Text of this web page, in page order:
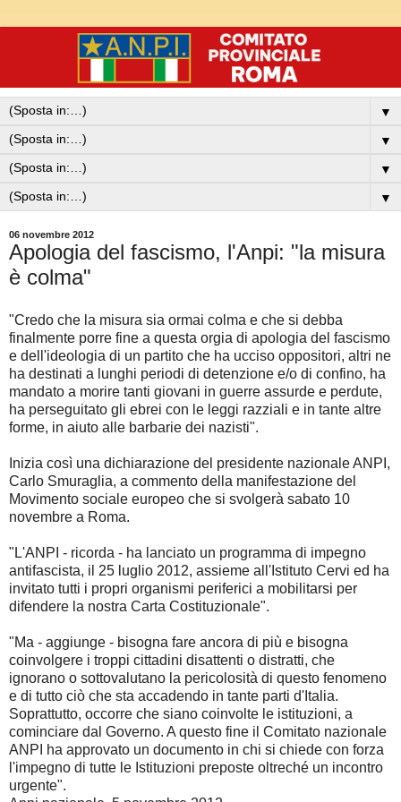
▼
▼
▼
▼
06 novembre 2012
Apologia del fascismo, l'Anpi: "la misura
è colma"
"Credo che la misura sia ormai colma e che si debba
finalmente porre fine a questa orgia di apologia del fascismo
e dell'ideologia di un partito che ha ucciso oppositori, altri ne
ha destinati a lunghi periodi di detenzione e/o di confino, ha
mandato a morire tanti giovani in guerre assurde e perdute,
ha perseguitato gli ebrei con le leggi razziali e in tante altre
forme, in aiuto alle barbarie dei nazisti".
Inizia così una dichiarazione del presidente nazionale ANPI,
Carlo Smuraglia, a commento della manifestazione del
Movimento sociale europeo che si svolgerà sabato 10
novembre a Roma.
"L'ANPI - ricorda - ha lanciato un programma di impegno
antifascista, il 25 luglio 2012, assieme all'Istituto Cervi ed ha
invitato tutti i propri organismi periferici a mobilitarsi per
difendere la nostra Carta Costituzionale".
"Ma - aggiunge - bisogna fare ancora di più e bisogna
coinvolgere i troppi cittadini disattenti o distratti, che
ignorano o sottovalutano la pericolosità di questo fenomeno
e di tutto ciò che sta accadendo in tante parti d'Italia.
Soprattutto, occorre che siano coinvolte le istituzioni, a
cominciare dal Governo. A questo fine il Comitato nazionale
ANPI ha approvato un documento in chi si chiede con forza
l'impegno di tutte le Istituzioni preposte oltreché un incontro
urgente".